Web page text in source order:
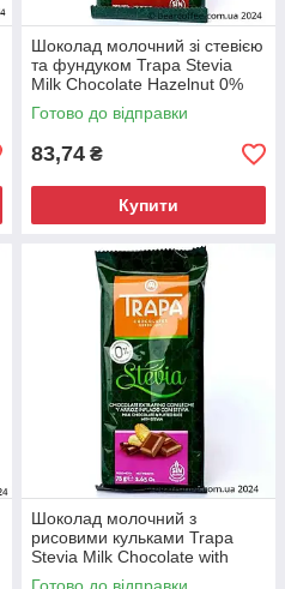
Шоколад молочний зі стевією
та фундуком Trapa Stevia
Milk Chocolate Hazelnut 0%
Added Sugar, 75 г Іспанія
Готово до відправки
83,74 ₴
Купити
Шоколад молочний з
рисовими кульками Trapa
Stevia Milk Chocolate with
Puffed Rice 0% Added Sugar,